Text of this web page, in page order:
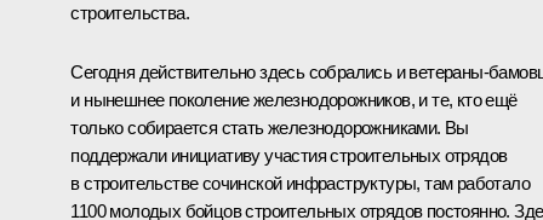
строительства.
Сегодня действительно здесь собрались и ветераны-
и нынешнее поколение железнодорожников, и те, кто ещё
только собирается стать железнодорожниками. Вы
поддержали инициативу участия строительных отрядов
в строительстве сочинской инфраструктуры, там работало
1100 молодых бойцов строительных отрядов постоянно.